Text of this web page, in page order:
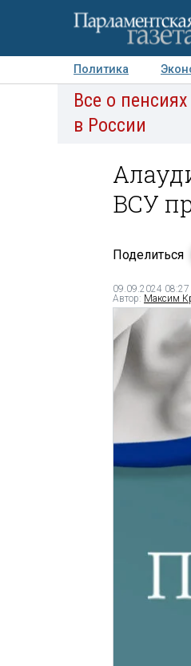
Политика
Авторы
Все о пенсиях
в России
ВСУ
Поделиться
09.09.2024 08:27
Автор: Максим